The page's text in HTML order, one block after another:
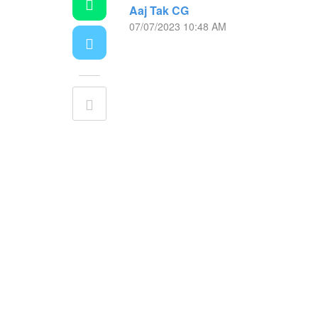
Aaj Tak CG
07/07/2023 10:48 AM